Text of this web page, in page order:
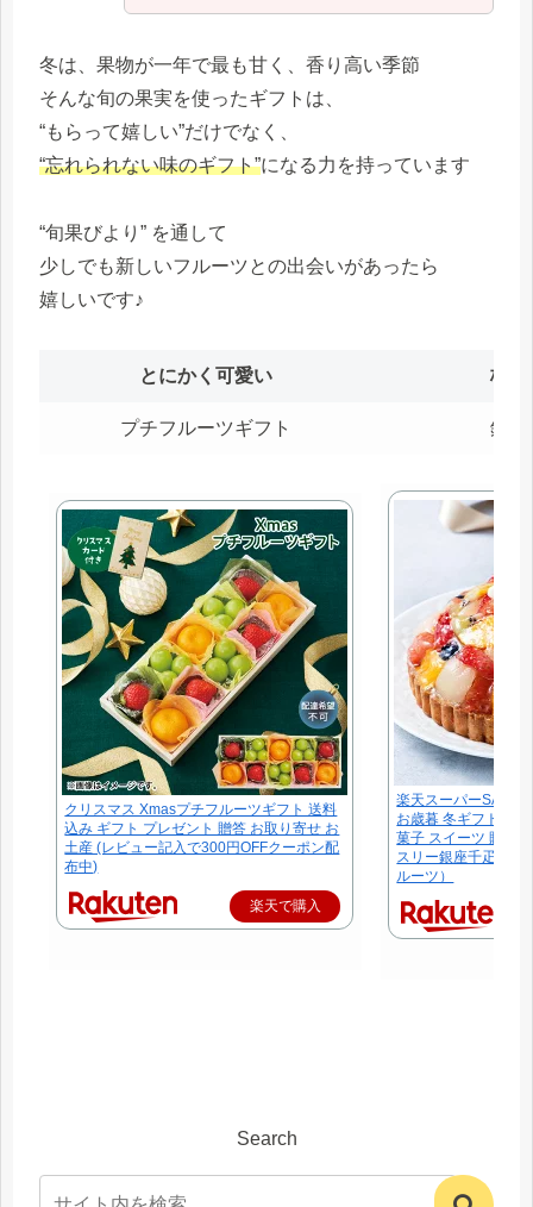
冬は、果物が一年で最も甘く、香り高い季節
そんな旬の果実を使ったギフトは、
“もらって嬉しい”だけでなく、
“忘れられない味のギフト”になる力を持っています
“旬果びより” を通して
少しでも新しいフルーツとの出会いがあったら
嬉しいです♪
とにかく可愛い 格上
プチフルーツギフト 銀座
クリスマス Xmasプチフルーツギフト 送料
込み ギフト プレゼント 贈答 お取り寄せ お
土産 (レビュー記入で300円OFFクーポン配
布中)
楽天で購入
楽天スーパーSALE
お歳暮 冬ギフト ク
菓子 スイーツ 贈り
スリー銀座千疋屋
ルーツ）
Search